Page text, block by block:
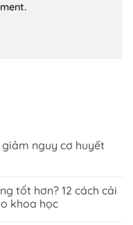
nguy cơ huyết
tốt hơn? 12 cách cải
khoa học